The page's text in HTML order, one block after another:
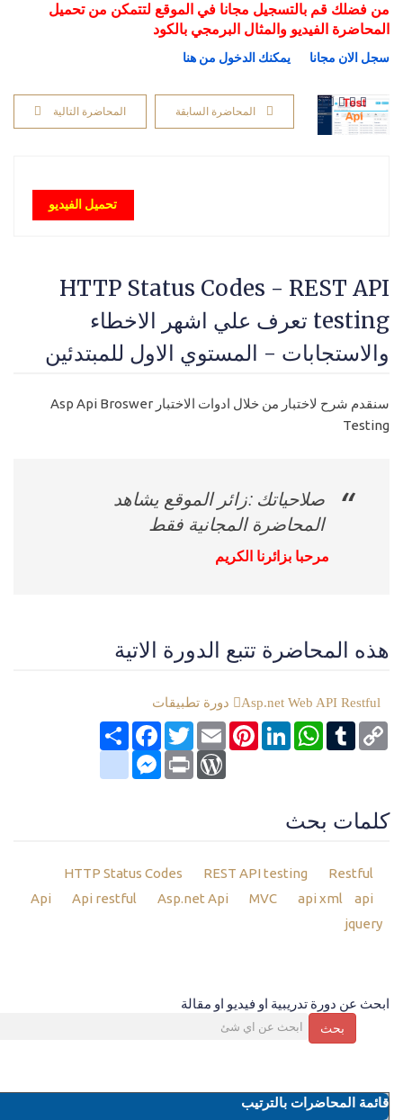
من فضلك قم بالتسجيل مجانا في الموقع لتتمكن من تحميل
المحاضرة الفيديو والمثال البرمجي بالكود
سجل الان مجانا يمكنك الدخول من هنا
المحاضرة السابقة المحاضرة التالية
تحميل الفيديو
HTTP Status Codes - REST API
testing تعرف علي اشهر الاخطاء
والاستجابات - المستوي الاول للمبتدئين
سنقدم شرح لاختبار من خلال ادوات الاختبار Asp Api Broswer
Testing
صلاحياتك :زائر الموقع يشاهد
المحاضرة المجانية فقط
مرحبا بزائرنا الكريم
هذه المحاضرة تتبع الدورة الاتية
Asp.net Web API Restful دورة تطبيقات
انشر
FacebookTwitterEmail
PinterestLinkedIn
WhatsAppTumblr Copy
Link
google_bookmarksMessenger Print
WordPress
كلمات بحث
HTTP Status Codes REST API testing
Restful
Api
Api restful Asp.net Api MVC api xml
api
jquery
ابحث عن دورة تدريبية او فيديو او مقالة
بحث
قائمة المحاضرات بالترتيب